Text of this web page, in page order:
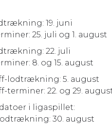
19. juni
25. juli og 1. august
22. juli
8. og 15. august
lodtrækning: 5. august
terminer: 22. og 29.
i ligaspillet:
30. august